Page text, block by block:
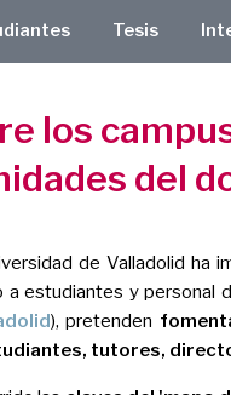
Tesis
los
del
de Valladolid ha
estudiantes y personal
), pretenden
tutores,